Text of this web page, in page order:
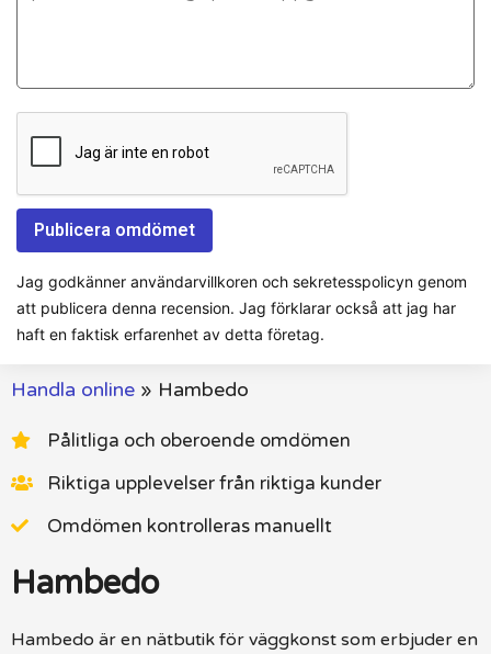
Jag godkänner användarvillkoren och sekretesspolicyn genom
att publicera denna recension. Jag förklarar också att jag har
haft en faktisk erfarenhet av detta företag.
Handla online » Hambedo
Pålitliga och oberoende omdömen
Riktiga upplevelser från riktiga kunder
Omdömen kontrolleras manuellt
Hambedo
Hambedo är en nätbutik för väggkonst som erbjuder en